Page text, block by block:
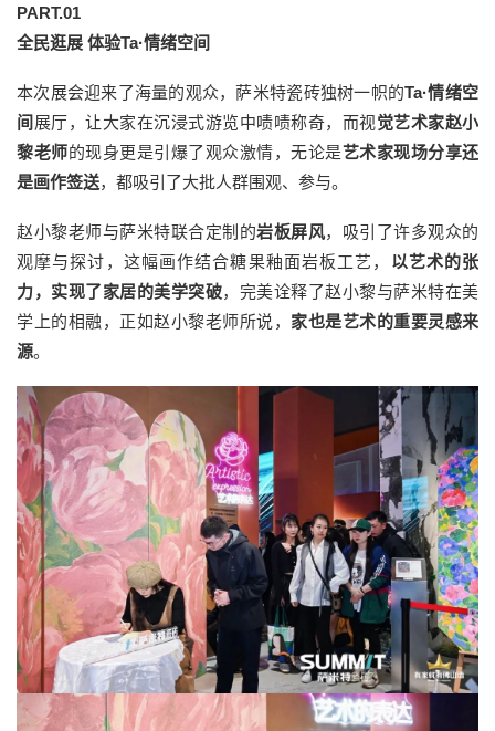
PART.01
全民逛展 体验Ta·情绪空间
本次展会迎来了海量的观众，萨米特瓷砖独树一帜的Ta·情绪空
间 展厅，让大家在沉浸式游览中啧啧称奇，而视觉艺术家赵小
黎老师的现身更是引爆了观众激情，无论是艺术家现场分享还
是画作签送，都吸引了大批人群围观、参与。
赵小黎老师与萨米特联合定制的岩板屏风，吸引了许多观众的
观摩与探讨，这幅画作结合糖果釉面岩板工艺， 以艺术的张
力，实现了家居的美学突破，完美诠释了赵小黎与萨米特在美
学上的相融，正如赵小黎老师所说， 家也是艺术的重要灵感来
源。